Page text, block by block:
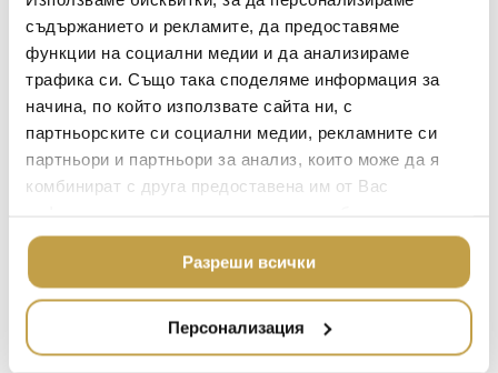
съдържанието и рекламите, да предоставяме
функции на социални медии и да анализираме
трафика си. Също така споделяме информация за
начина, по който използвате сайта ни, с
партньорските си социални медии, рекламните си
партньори и партньори за анализ, които може да я
комбинират с друга предоставена им от Вас
ползването от Ваша страна на услугите им.
Разреши всички
Персонализация
open hemstitch border pattern. Crafted in Italy
from 100% cotton.
за
Георги Питов
Много интересни
предложения! Любезен
персонал.
ЗА МАСАТА
ТЕКСТИЛ ЗА ДОМА
АРОМАТИ ЗА ДОМА
ИЗКУСТВО И КНИГИ
ВИСОК КЛАС
МЕБЕЛИ
ПОДАРЪЦИ
BACCARAT
TOM DIXON
MICHAEL ARAM
ASSOULINE
SELETTI
DOLCE & GABBANA
ETHNICRAFT
ZUIVER
DUTCHBONE